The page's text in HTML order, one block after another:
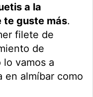
a la
te guste más.
filete de
de
vamos a
en almíbar como